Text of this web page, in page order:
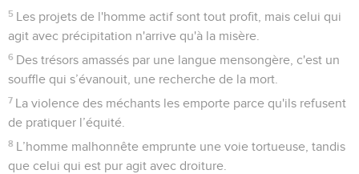
5 Les projets de l'homme actif sont tout profit, mais celui qui
agit avec précipitation n'arrive qu'à la misère.
6 Des trésors amassés par une langue mensongère, c'est un
souffle qui s’évanouit, une recherche de la mort.
7 La violence des méchants les emporte parce qu'ils refusent
de pratiquer l’équité.
8 L’homme malhonnête emprunte une voie tortueuse, tandis
que celui qui est pur agit avec droiture.